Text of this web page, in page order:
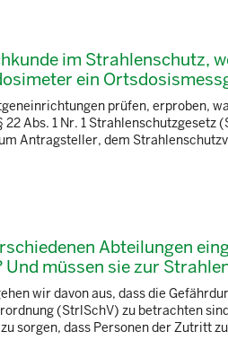
im Strahlenschutz,
ein
prüfen, erproben,
Abs. 1 Nr. 1
Antragsteller, dem
Abteilungen
müssen sie zur
wir davon aus, dass die
(StrlSchV) zu betrachten
sorgen, dass Personen der Zutritt